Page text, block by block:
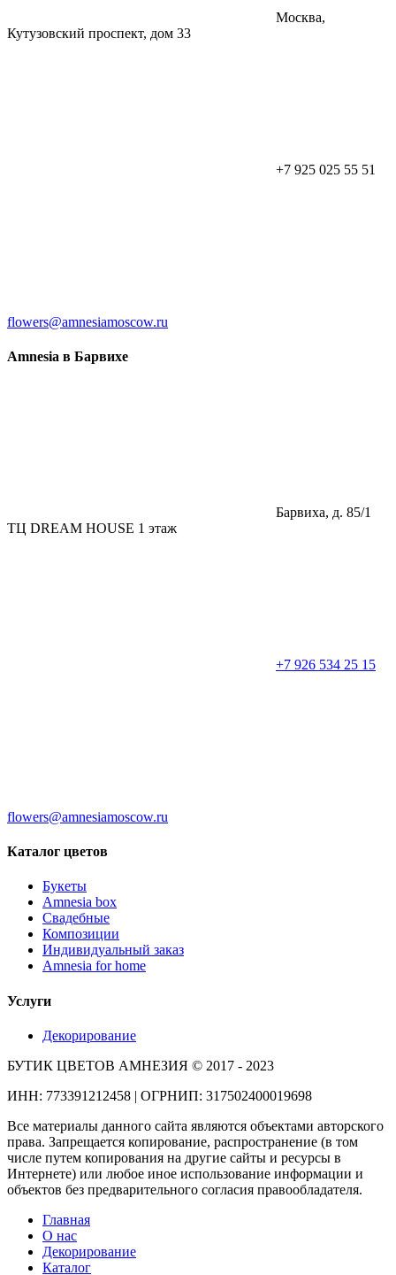
Москва,
Кутузовский проспект, дом 33
+7 925 025 55 51
flowers@amnesiamoscow.ru
Amnesia в Барвихе
Барвиха, д. 85/1
ТЦ DREAM HOUSE 1 этаж
+7 926 534 25 15
flowers@amnesiamoscow.ru
Каталог цветов
Букеты
Amnesia box
Свадебные
Композиции
Индивидуальный заказ
Amnesia for home
Услуги
Декорирование
БУТИК ЦВЕТОВ АМНЕЗИЯ © 2017 - 2023
ИНН: 773391212458 | ОГРНИП: 317502400019698
Все материалы данного сайта являются объектами авторского
права. Запрещается копирование, распространение (в том
числе путем копирования на другие сайты и ресурсы в
Интернете) или любое иное использование информации и
объектов без предварительного согласия правообладателя.
Главная
О нас
Декорирование
Каталог